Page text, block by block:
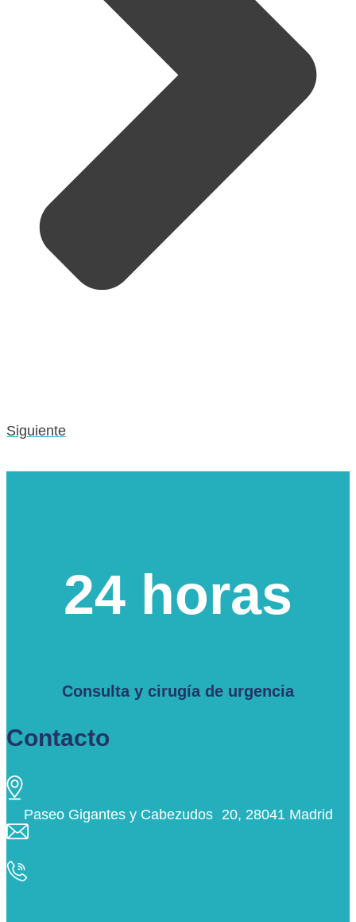
Siguiente
24 horas
Consulta y cirugía de urgencia
Contacto
Paseo Gigantes y Cabezudos 20, 28041 Madrid